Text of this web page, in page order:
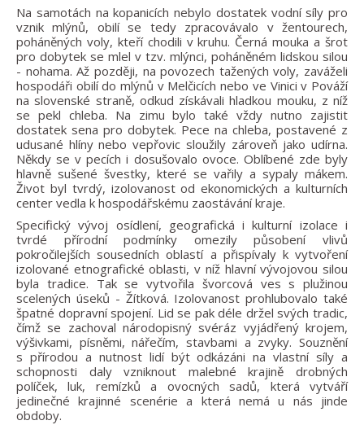
Na samotách na kopanicích nebylo dostatek vodní síly pro
vznik mlýnů, obilí se tedy zpracovávalo v žentourech,
poháněných voly, kteří chodili v kruhu. Černá mouka a šrot
pro dobytek se mlel v tzv. mlýnci, poháněném lidskou silou
- nohama. Až později, na povozech tažených voly, zaváželi
hospodáři obilí do mlýnů v Melčicích nebo ve Vinici v Pováží
na slovenské straně, odkud získávali hladkou mouku, z níž
se pekl chleba. Na zimu bylo také vždy nutno zajistit
dostatek sena pro dobytek. Pece na chleba, postavené z
udusané hlíny nebo vepřovic sloužily zároveň jako udírna.
Někdy se v pecích i dosušovalo ovoce. Oblíbené zde byly
hlavně sušené švestky, které se vařily a sypaly mákem.
Život byl tvrdý, izolovanost od ekonomických a kulturních
center vedla k hospodářskému zaostávání kraje.
Specifický vývoj osídlení, geografická i kulturní izolace i
tvrdé přírodní podmínky omezily působení vlivů
pokročilejších sousedních oblastí a přispívaly k vytvoření
izolované etnografické oblasti, v níž hlavní vývojovou silou
byla tradice. Tak se vytvořila švorcová ves s plužinou
scelených úseků - Žítková. Izolovanost prohlubovalo také
špatné dopravní spojení. Lid se pak déle držel svých tradic,
čímž se zachoval národopisný svéráz vyjádřený krojem,
výšivkami, písněmi, nářečím, stavbami a zvyky. Souznění
s přírodou a nutnost lidí být odkázáni na vlastní síly a
schopnosti daly vzniknout malebné krajině drobných
políček, luk, remízků a ovocných sadů, která vytváří
jedinečné krajinné scenérie a která nemá u nás jinde
obdoby.